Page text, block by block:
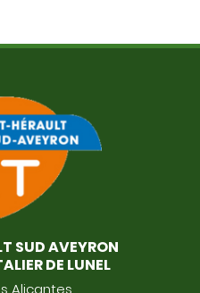
SUD AVEYRON
DE LUNEL
Alicantes